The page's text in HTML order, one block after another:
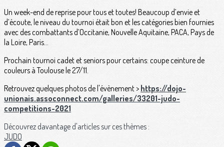
Un week-end de reprise pour tous et toutes! Beaucoup d’envie et
d’écoute, le niveau du tournoi était bon et les catégories bien fournies
avec des combattants d’Occitanie, Nouvelle Aquitaine, PACA, Pays de
la Loire, Paris…
Prochain tournoi cadet et seniors pour certains: coupe ceinture de
couleurs à Toulouse le 27/11.
Retrouvez quelques photos de l'évènement > https://dojo-
unionais.assoconnect.com/galleries/33201-judo-
competitions-2021
Découvrez davantage d'articles sur ces thèmes :
JUDO